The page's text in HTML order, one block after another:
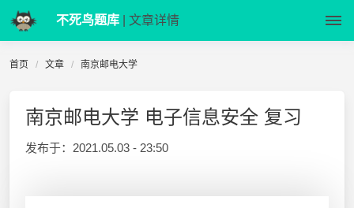
不死鸟题库 | 文章详情
首页 文章 南京邮电大学
南京邮电大学 电子信息安全 复习
发布于： 2021.05.03 - 23:50